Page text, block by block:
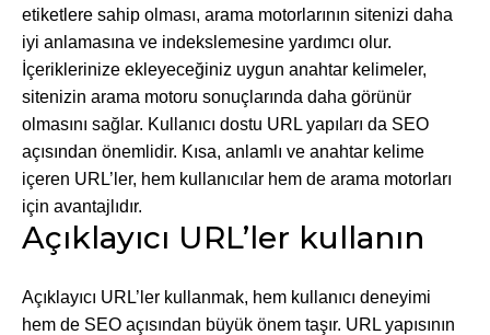
etiketlere sahip olması, arama motorlarının sitenizi daha
iyi anlamasına ve indekslemesine yardımcı olur.
İçeriklerinize ekleyeceğiniz uygun anahtar kelimeler,
sitenizin arama motoru sonuçlarında daha görünür
olmasını sağlar. Kullanıcı dostu URL yapıları da SEO
açısından önemlidir. Kısa, anlamlı ve anahtar kelime
içeren URL’ler, hem kullanıcılar hem de arama motorları
için avantajlıdır.
Açıklayıcı URL’ler kullanın
Açıklayıcı URL’ler kullanmak, hem kullanıcı deneyimi
hem de SEO açısından büyük önem taşır. URL yapısının